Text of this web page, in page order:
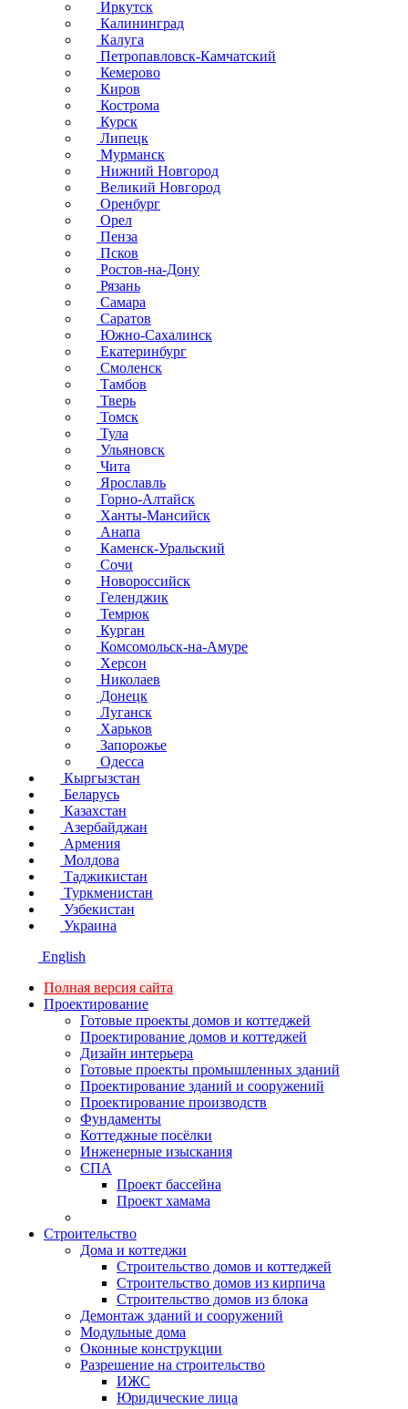
Иркутск
Калининград
Калуга
Петропавловск-Камчатский
Кемерово
Киров
Кострома
Курск
Липецк
Мурманск
Нижний Новгород
Великий Новгород
Оренбург
Орел
Пенза
Псков
Ростов-на-Дону
Рязань
Самара
Саратов
Южно-Сахалинск
Екатеринбург
Смоленск
Тамбов
Тверь
Томск
Тула
Ульяновск
Чита
Ярославль
Горно-Алтайск
Ханты-Мансийск
Анапа
Каменск-Уральский
Сочи
Новороссийск
Геленджик
Темрюк
Курган
Комсомольск-на-Амуре
Херсон
Николаев
Донецк
Луганск
Харьков
Запорожье
Одесса
Кыргызстан
Беларусь
Казахстан
Азербайджан
Армения
Молдова
Таджикистан
Туркменистан
Узбекистан
Украина
English
Полная версия сайта
Проектирование
Готовые проекты домов и коттеджей
Проектирование домов и коттеджей
Дизайн интерьера
Готовые проекты промышленных зданий
Проектирование зданий и сооружений
Проектирование производств
Фундаменты
Коттеджные посёлки
Инженерные изыскания
СПА
Проект бассейна
Проект хамама
Строительство
Дома и коттеджи
Строительство домов и коттеджей
Строительство домов из кирпича
Строительство домов из блока
Демонтаж зданий и сооружений
Модульные дома
Оконные конструкции
Разрешение на строительство
ИЖС
Юридические лица